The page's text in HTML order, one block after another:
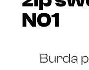
N01
Burda